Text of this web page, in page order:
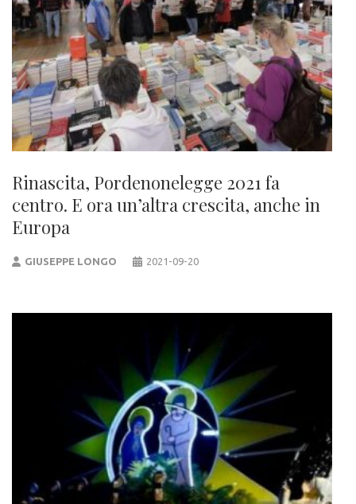
Rinascita, Pordenonelegge 2021 fa
centro. E ora un’altra crescita, anche in
Europa
GIUSEPPE LONGO 2021-09-20